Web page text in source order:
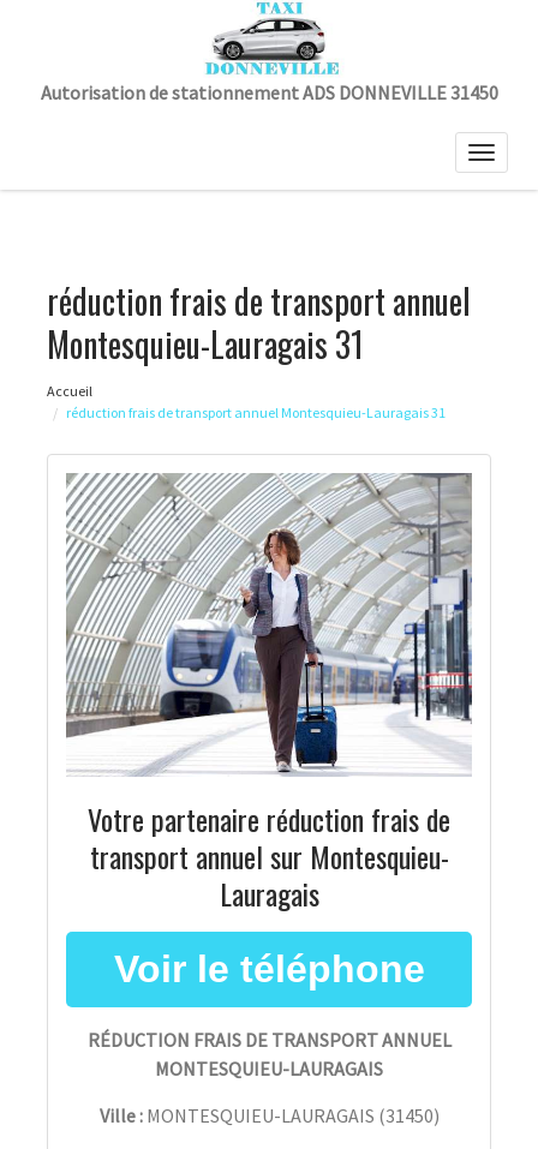
Autorisation de stationnement ADS DONNEVILLE 31450
Toggle
réduction frais de transport annuel
Montesquieu-Lauragais 31
Accueil
réduction frais de transport annuel Montesquieu-Lauragais 31
Votre partenaire réduction frais de
transport annuel sur Montesquieu-
Lauragais
RÉDUCTION FRAIS DE TRANSPORT ANNUEL
MONTESQUIEU-LAURAGAIS
Ville : MONTESQUIEU-LAURAGAIS (31450)